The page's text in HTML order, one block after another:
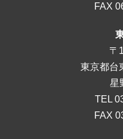
FAX
〒
東京都台
星
TEL
FAX